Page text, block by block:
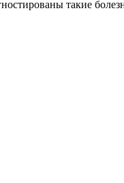
такие